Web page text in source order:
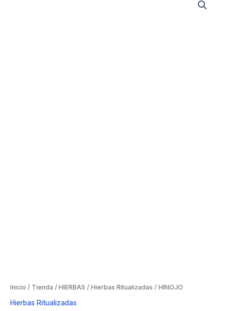
Inicio / Tienda / HIERBAS / Hierbas Ritualizadas / HINOJO
Hierbas Ritualizadas